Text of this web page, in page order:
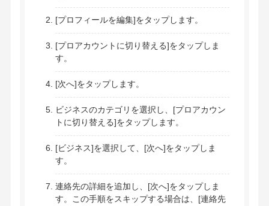
[プロフィールを編集]をタップします。
[プロアカウントに切り替える]をタップしま
す。
[次へ]をタップします。
ビジネスのカテゴリを選択し、[プロアカウン
トに切り替える]をタップします。
[ビジネス]を選択して、[次へ]をタップしま
す。
連絡先の詳細を追加し、[次へ]をタップしま
す。この手順をスキップする場合は、[連絡先